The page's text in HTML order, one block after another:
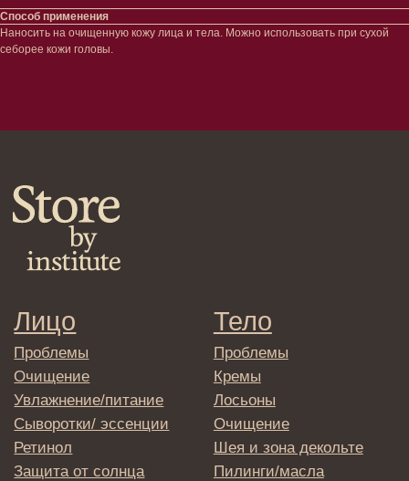
Способ применения
Наносить на очищенную кожу лица и тела. Можно использовать при сухой
себорее кожи головы.
Гаджеты
Сертификаты
Клиентам
Система лояльности
Доставка и самовывоз
персональных данных
Политика
конфиденциальности
Договор оферта
Реквизиты и контакты
Подписаться
E-mail
→
Отправляя адрес электронной почты
Уход за губами
Декоротивная косметика
Волосы